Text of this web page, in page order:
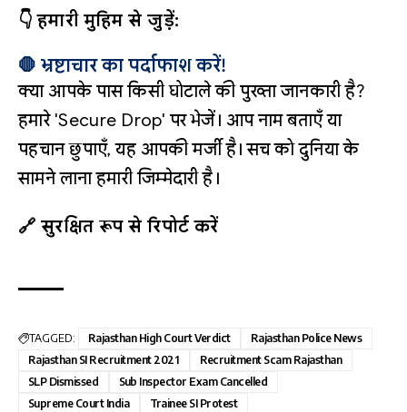
👇 हमारी मुहिम से जुड़ें:
🛑 भ्रष्टाचार का पर्दाफाश करें!
क्या आपके पास किसी घोटाले की पुख्ता जानकारी है?
हमारे 'Secure Drop' पर भेजें। आप नाम बताएँ या
पहचान छुपाएँ, यह आपकी मर्जी है। सच को दुनिया के
सामने लाना हमारी जिम्मेदारी है।
🔗 सुरक्षित रूप से रिपोर्ट करें
TAGGED: Rajasthan High Court Verdict
Rajasthan Police News
Rajasthan SI Recruitment 2021
Recruitment Scam Rajasthan
SLP Dismissed
Sub Inspector Exam Cancelled
Supreme Court India
Trainee SI Protest